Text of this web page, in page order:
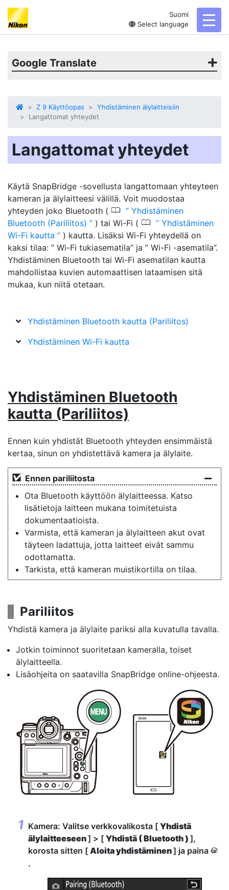
Suomi
Select language
Google Translate
Z 9 Käyttöopas
Yhdistäminen älylaitteisiin
Langattomat yhteydet
Langattomat yhteydet
Käytä SnapBridge -sovellusta langattomaan yhteyteen
kameran ja älylaitteesi välillä. Voit muodostaa
yhteyden joko Bluetooth ( 0
Yhdistäminen
Bluetooth (Pariliitos)
) tai Wi-Fi ( 0
Yhdistäminen
Wi-Fi kautta
) kautta. Lisäksi Wi-Fi yhteydellä on
kaksi tilaa: ” Wi-Fi tukiasematila” ja ” Wi-Fi -asematila”.
Yhdistäminen Bluetooth tai Wi-Fi asematilan kautta
mahdollistaa kuvien automaattisen lataamisen sitä
mukaa, kun niitä otetaan.
Yhdistäminen Bluetooth kautta (Pariliitos)
Yhdistäminen Wi-Fi kautta
Yhdistäminen Bluetooth
kautta (Pariliitos)
Ennen kuin yhdistät Bluetooth yhteyden ensimmäistä
kertaa, sinun on yhdistettävä kamera ja älylaite.
Ennen pariliitosta
Ota Bluetooth käyttöön älylaitteessa. Katso
lisätietoja laitteen mukana toimitetuista
dokumentaatioista.
Varmista, että kameran ja älylaitteen akut ovat
täyteen ladattuja, jotta laitteet eivät sammu
odottamatta.
Tarkista, että kameran muistikortilla on tilaa.
Pariliitos
Yhdistä kamera ja älylaite pariksi alla kuvatulla tavalla.
Jotkin toiminnot suoritetaan kameralla, toiset
älylaitteella.
Lisäohjeita on saatavilla SnapBridge online-ohjeesta.
Kamera: Valitse verkkovalikosta [ Yhdistä
älylaitteeseen] > [ Yhdistä ( Bluetooth ) ],
korosta sitten [ Aloita yhdistäminen] ja paina J
.